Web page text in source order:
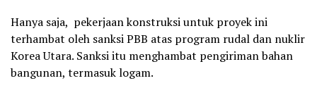
Hanya saja, pekerjaan konstruksi untuk proyek ini
terhambat oleh sanksi PBB atas program rudal dan nuklir
Korea Utara. Sanksi itu menghambat pengiriman bahan
bangunan, termasuk logam.